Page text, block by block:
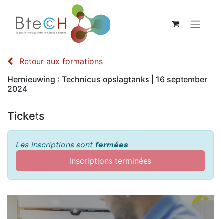
Retour aux formations
Hernieuwing : Technicus opslagtanks | 16 september
2024
Tickets
Les inscriptions sont fermées
Inscriptions terminées